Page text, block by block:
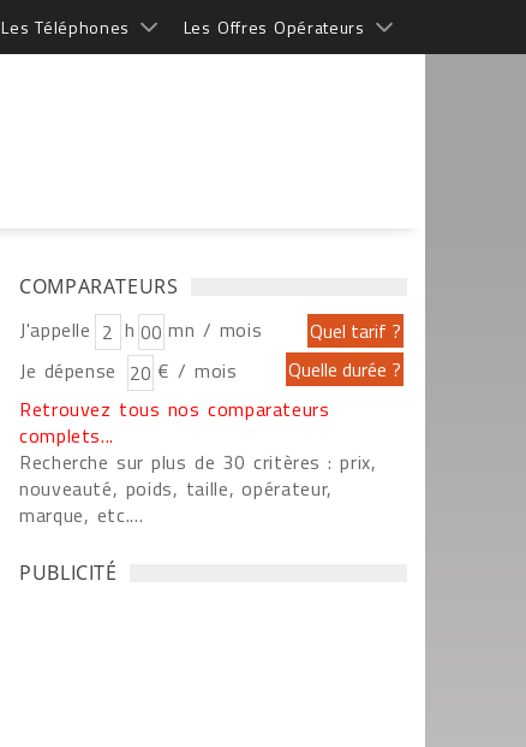
Les Téléphones Les Offres Opérateurs
COMPARATEURS
J'appelle h
mn / mois
Je dépense
€ / mois
Retrouvez tous nos comparateurs
complets...
Recherche sur plus de 30 critères : prix,
nouveauté, poids, taille, opérateur,
marque, etc....
PUBLICITÉ